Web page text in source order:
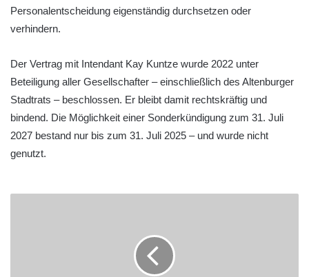
Personalentscheidung eigenständig durchsetzen oder
verhindern.
Der Vertrag mit Intendant Kay Kuntze wurde 2022 unter
Beteiligung aller Gesellschafter – einschließlich des Altenburger
Stadtrats – beschlossen. Er bleibt damit rechtskräftig und
bindend. Die Möglichkeit einer Sonderkündigung zum 31. Juli
2027 bestand nur bis zum 31. Juli 2025 – und wurde nicht
genutzt.